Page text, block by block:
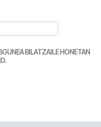
BILATZAILE HONETAN